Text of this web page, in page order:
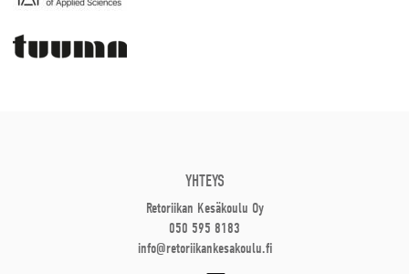
YHTEYS
Retoriikan Kesäkoulu Oy
050 595 8183
info@retoriikankesakoulu.fi